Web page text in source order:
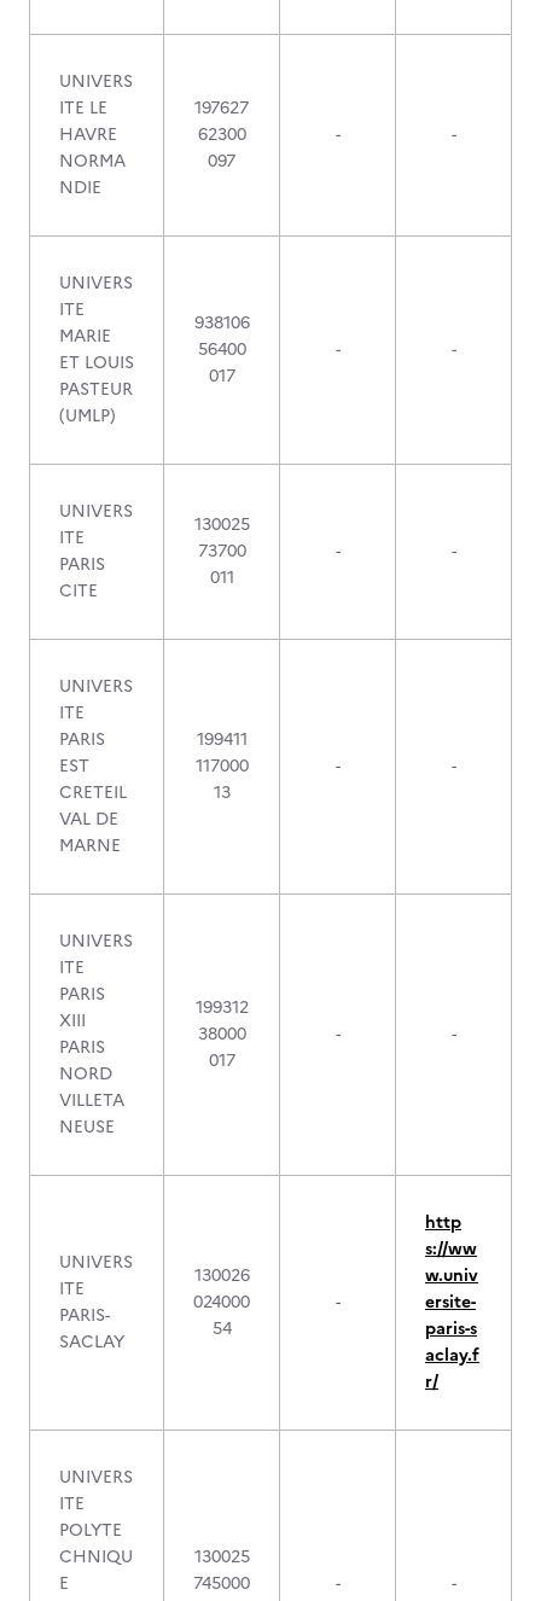
UNIVERS
ITE LE
HAVRE
NORMA
NDIE
197627
62300
097
- -
UNIVERS
ITE
MARIE
ET LOUIS
PASTEUR
(UMLP)
938106
56400
017
- -
UNIVERS
ITE
PARIS
CITE
130025
73700
011
- -
UNIVERS
ITE
PARIS
EST
CRETEIL
VAL DE
MARNE
199411
117000
13
- -
UNIVERS
ITE
PARIS
XIII
PARIS
NORD
VILLETA
NEUSE
199312
38000
017
- -
UNIVERS
ITE
PARIS-
SACLAY
130026
024000
54
-
http
s://ww
w.univ
ersite-
paris-s
aclay.f
r/
UNIVERS
ITE
POLYTE
CHNIQU
E
130025
745000
- -